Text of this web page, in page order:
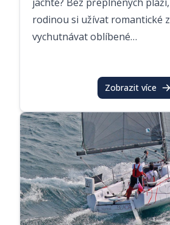
rodinou si užívat romantické
vychutnávat oblíbené…
Zobrazit více